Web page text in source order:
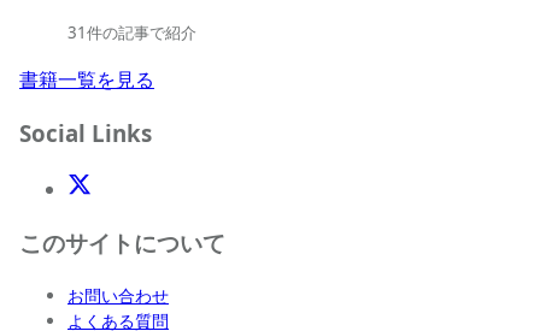
31件の記事で紹介
書籍一覧を見る
Social Links
X(Twitter)
このサイトについて
お問い合わせ
よくある質問